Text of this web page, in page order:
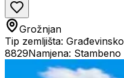
Grožnjan
Tip zemljišta: Građevinsko
8829Namjena: Stambeno